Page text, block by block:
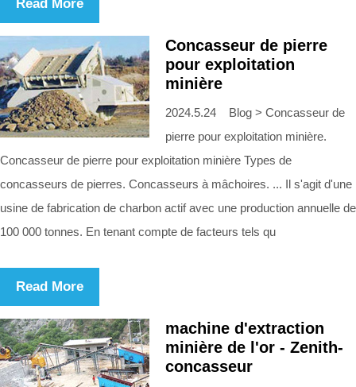
Read More
Concasseur de pierre
pour exploitation
minière
2024.5.24 Blog > Concasseur de
pierre pour exploitation minière.
Concasseur de pierre pour exploitation minière Types de
concasseurs de pierres. Concasseurs à mâchoires. ... Il s'agit d'une
usine de fabrication de charbon actif avec une production annuelle de
100 000 tonnes. En tenant compte de facteurs tels qu
Read More
machine d'extraction
minière de l'or - Zenith-
concasseur